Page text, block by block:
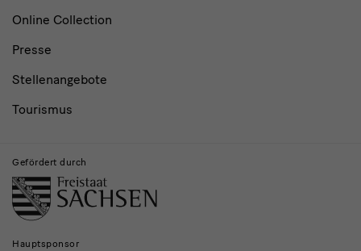
Online Collection
Presse
Stellenangebote
Tourismus
Gefördert durch
Hauptsponsor